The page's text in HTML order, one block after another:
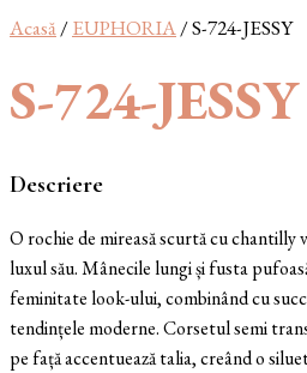
Acasă/EUPHORIA/ S-724-JESSY
S-724-JESSY
Descriere
O rochie de mireasă scurtă cu chantilly
luxul său. Mânecile lungi și fusta
feminitate look-ului, combinând cu
tendințele moderne. Corsetul semi
pe față accentuează talia, creând o